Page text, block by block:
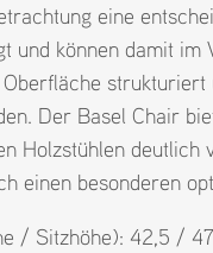
eine
und können damit
strukturiert
Der Basel Chair
Holzstühlen
einen besonderen
/ Sitzhöhe): 42,5 /